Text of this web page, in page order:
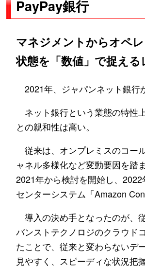
PayPay銀行
マネジメントからオペ
状態を「数値」で捉え
2021年、ジャパンネット銀行
ネット銀行という業態の特性
との親和性は高い。
従来は、オンプレミスのコー
ャネル多様化など変動要因を踏
2021年から検討を開始し、
センターシステム「Amazon
導入の決め手となったのが、
バンストテクノロジのクラウド
たことで、従来と変わらないデ
見やすく、スピーディな状況把